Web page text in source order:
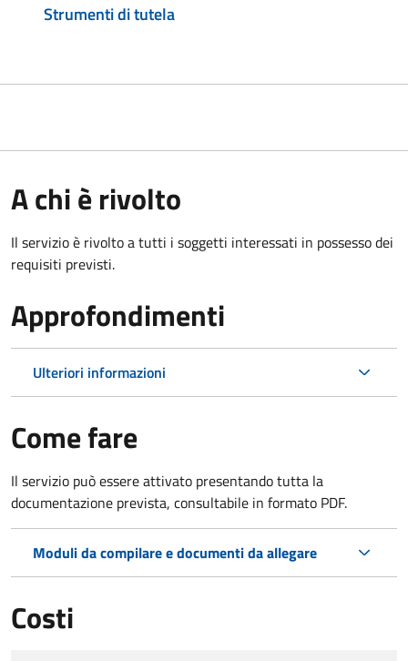
Strumenti di tutela
A chi è rivolto
Il servizio è rivolto a tutti i soggetti interessati in possesso dei
requisiti previsti.
Approfondimenti
Ulteriori informazioni
Come fare
Il servizio può essere attivato presentando tutta la
documentazione prevista, consultabile in formato PDF.
Moduli da compilare e documenti da allegare
Costi